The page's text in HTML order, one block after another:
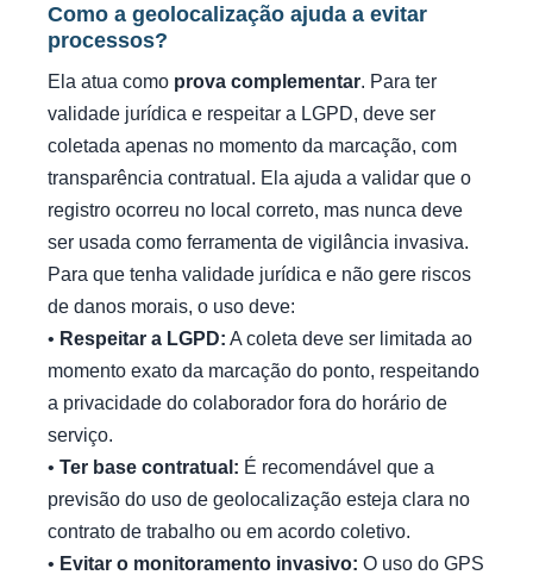
Como a geolocalização ajuda a evitar
processos?
Ela atua como prova complementar. Para ter
validade jurídica e respeitar a LGPD, deve ser
coletada apenas no momento da marcação, com
transparência contratual. Ela ajuda a validar que o
registro ocorreu no local correto, mas nunca deve
ser usada como ferramenta de vigilância invasiva.
Para que tenha validade jurídica e não gere riscos
de danos morais, o uso deve:
• Respeitar a LGPD: A coleta deve ser limitada ao
momento exato da marcação do ponto, respeitando
a privacidade do colaborador fora do horário de
serviço.
• Ter base contratual: É recomendável que a
previsão do uso de geolocalização esteja clara no
contrato de trabalho ou em acordo coletivo.
• Evitar o monitoramento invasivo: O uso do GPS